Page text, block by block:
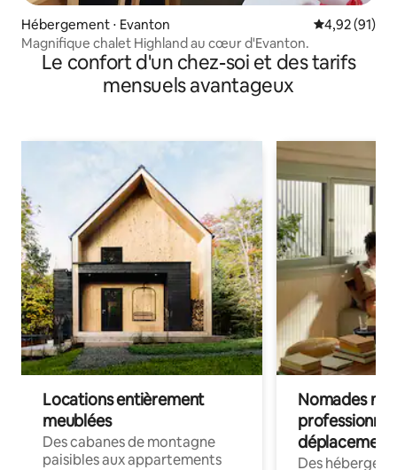
Hébergement ⋅ Evanton Évaluation
4,92 (91)
Magnifique chalet Highland au cœur d'Evanton.
Le confort d'un chez-soi et des tarifs
mensuels avantageux
Locations entièrement
meublées
Des cabanes de montagne
paisibles aux appartements
Nomades
déplacement
Des